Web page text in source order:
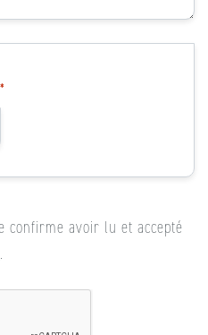
*
confirme avoir lu et accepté
.